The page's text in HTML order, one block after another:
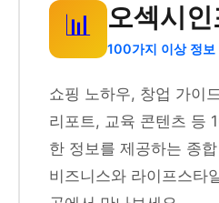
📊 오섹시인
100가지 이상 정보
쇼핑 노하우, 창업 가이
리포트, 교육 콘텐츠 등
한 정보를 제공하는 종
비즈니스와 라이프스타